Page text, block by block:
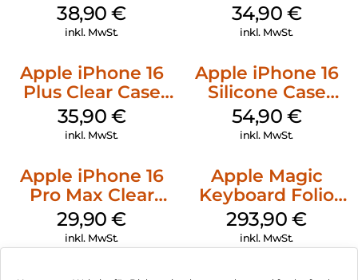
MagSafe Denim
38,90€
inkl. MwSt.
Case MagSafe
Denim
34,90 €
inkl. MwSt.
Apple iPhone 16
Plus Clear Case
MagSafe
Transparent
35,90 €
inkl. MwSt.
Apple iPhone 16
Silicone Case
MagSafe Lake
Green
54,90 €
inkl. MwSt.
Apple iPhone 16
Pro Max Clear
Case MagSafe
Transparent
29,90€
inkl. MwSt.
Apple Magic
Keyboard Folio
iPad 10.9″ (10.Gen.)
Weiß
293,90€
inkl. MwSt.